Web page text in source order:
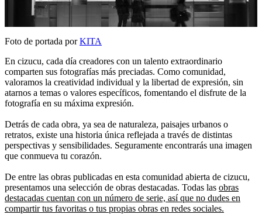
Foto de portada porKITA
En cizucu, cada día creadores con un talento extraordinario
comparten sus fotografías más preciadas. Como comunidad,
valoramos la creatividad individual y la libertad de expresión, sin
atarnos a temas o valores específicos, fomentando el disfrute de la
fotografía en su máxima expresión.
Detrás de cada obra, ya sea de naturaleza, paisajes urbanos o
retratos, existe una historia única reflejada a través de distintas
perspectivas y sensibilidades. Seguramente encontrarás una imagen
que conmueva tu corazón.
De entre las obras publicadas en esta comunidad abierta de cizucu,
presentamos una selección de obras destacadas. Todas las obras
destacadas cuentan con un número de serie, así que no dudes en
compartir tus favoritas o tus propias obras en redes sociales.